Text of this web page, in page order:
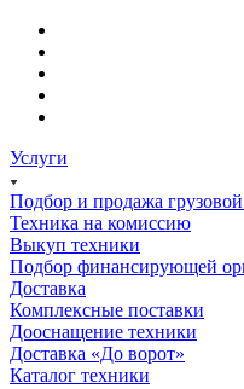
Услуги
Подбор и продажа
Техника на комиссию
Выкуп техники
Подбор финансирующей
Доставка
Комплексные поставки
Дооснащение техники
Доставка «До ворот»
Каталог техники